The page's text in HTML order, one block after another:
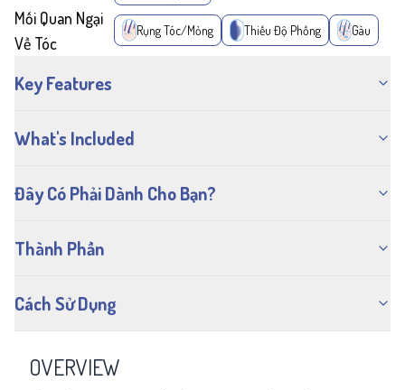
Mối Quan Ngại
Về Tóc
Rụng Tóc/Mỏng Thiếu Độ Phồng Gàu
Key Features
What's Included
Đây Có Phải Dành Cho Bạn?
Thành Phần
Cách Sử Dụng
OVERVIEW